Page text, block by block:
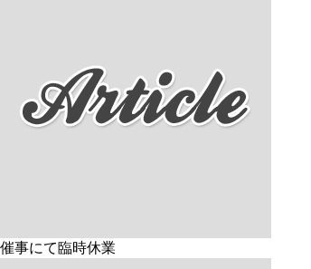
催事にて臨時休業